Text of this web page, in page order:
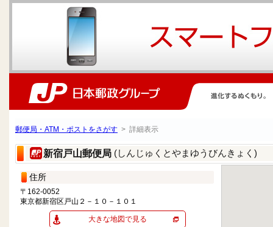
郵便局・ATM・ポストをさがす > 詳細表示
新宿戸山郵便局 (しんじゅくとやまゆうびんきょく)
住所
〒162-0052
東京都新宿区戸山２－１０－１０１
大きな地図で見る